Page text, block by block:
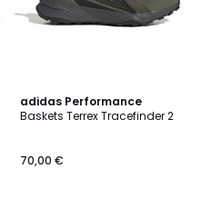
adidas Performance
Baskets Terrex Tracefinder 2
70,00 €
4,7
/ 5